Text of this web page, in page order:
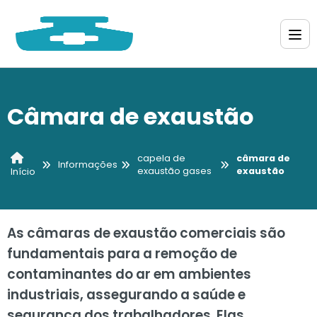
Câmara de exaustão
Início
Informações
capela de
exaustão gases
câmara de
exaustão
As câmaras de exaustão comerciais são
fundamentais para a remoção de
contaminantes do ar em ambientes
industriais, assegurando a saúde e